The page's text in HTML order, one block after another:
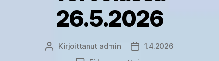
26.5.2026
Kirjoittaja
Kirjoittanut admin Julkaisupäivämäärä
1.4.2026